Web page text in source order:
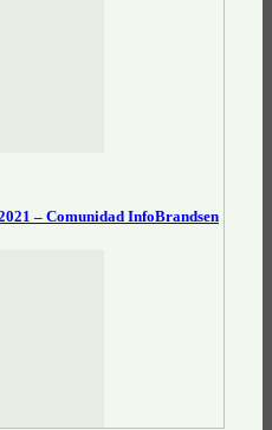
– Comunidad InfoBrandsen